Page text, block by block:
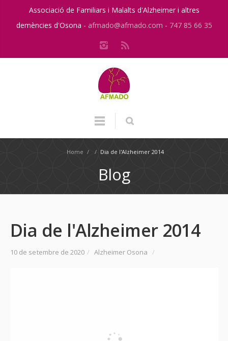
Associació de Familiars i Malalts d'Alzheimer i altres
demències d'Osona - afmado@afmado.com - 747 85 66 35
Home / / Dia de l'Alzheimer 2014
Blog
Dia de l'Alzheimer 2014
10 de setembre de 2020 / Alzheimer Osona /